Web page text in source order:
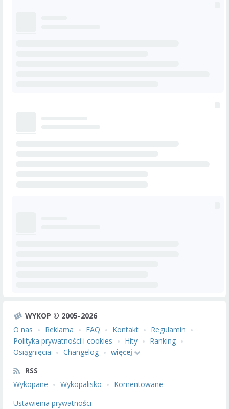
WYKOP © 2005-2026
O nas
Reklama FAQ Kontakt
Regulamin
Polityka prywatności i cookies
Hity
Ranking
Osiągnięcia
Changelog
więcej
RSS
Wykopane
Wykopalisko
Komentowane
Ustawienia prywatności